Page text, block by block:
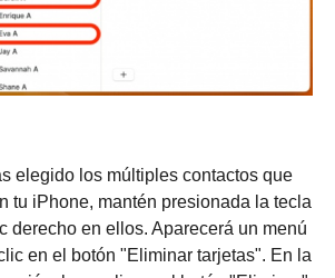
elegido los múltiples contactos que
tu iPhone, mantén presionada la tecla
derecho en ellos. Aparecerá un menú
en el botón "Eliminar tarjetas". En la